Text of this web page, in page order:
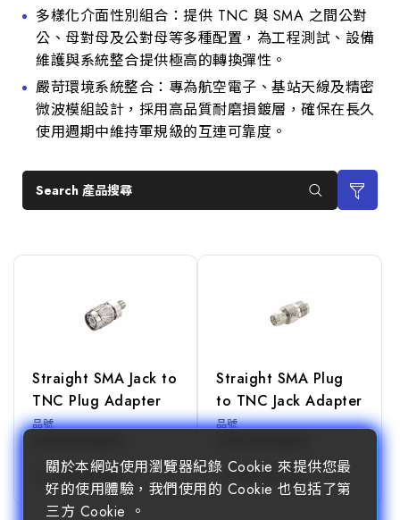
多樣化介面性別組合：提供 TNC 與 SMA 之間公對
公、母對母及公對母等多種配置，為工程測試、設備
維護與系統整合提供極高的轉換彈性。
嚴苛環境系統整合：專為航空電子、基站天線及精密
微波模組設計，採用高品質耐磨損鍍層，確保在長久
使用週期中維持軍規級的互連可靠度。
Search 產品搜尋
Straight SMA Jack to
TNC Plug Adapter
品號
READ MORE
Straight SMA Plug
to TNC Jack Adapter
品號
關於本網站使用瀏覽器紀錄 Cookie 來提供您最
好的使用體驗，我們使用的 Cookie 也包括了第
三方 Cookie 。